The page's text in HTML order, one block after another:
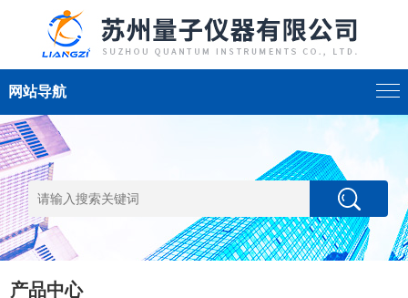
网站导航
产品中心